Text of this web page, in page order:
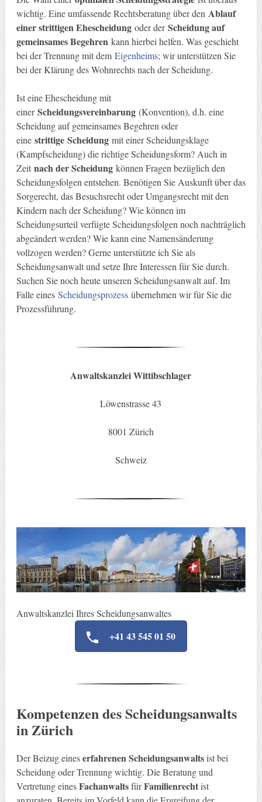
wichtig. Eine umfassende Rechtsberatung über den Ablauf
einer strittigen Ehescheidungoder derScheidung auf
gemeinsames Begehren kann hierbei helfen. Was geschieht
bei der Trennung mit dem Eigenheims; wir unterstützen Sie
bei der Klärung des Wohnrechts nach der Scheidung.
Ist eine Ehescheidung mit
einerScheidungsvereinbarung(Konvention), d.h. eine
Scheidung auf gemeinsames Begehren oder
eine strittige Scheidung mit einer Scheidungsklage
(Kampfscheidung) die richtige Scheidungsform? Auch in
Zeit nach der Scheidungkönnen Fragen bezüglich den
Scheidungsfolgen entstehen. Benötigen Sie Auskunft über das
Sorgerecht, das Besuchsrecht oder Umgangsrecht mit den
Kindern nach der Scheidung? Wie können im
Scheidungsurteil verfügte Scheidungsfolgen noch nachträglich
abgeändert werden? Wie kann eine Namensänderung
vollzogen werden? Gerne unterstützte ich Sie als
Scheidungsanwalt und setze Ihre Interessen für Sie durch.
Suchen Sie noch heute unseren Scheidungsanwalt auf. Im
Falle einesScheidungsprozessübernehmen wir für Sie die
Prozessführung.
Anwaltskanzlei Wittibschlager
Löwenstrasse 43
8001 Zürich
Schweiz
Anwaltskanzlei Ihres Scheidungsanwaltes
+41 43 545 01 50
Kompetenzen des Scheidungsanwalts
in Zürich
Der Beizug eineserfahrenen Scheidungsanwaltsist bei
Scheidung oder Trennung wichtig. Die Beratung und
Vertretung einesFachanwaltsfürFamilienrechtist